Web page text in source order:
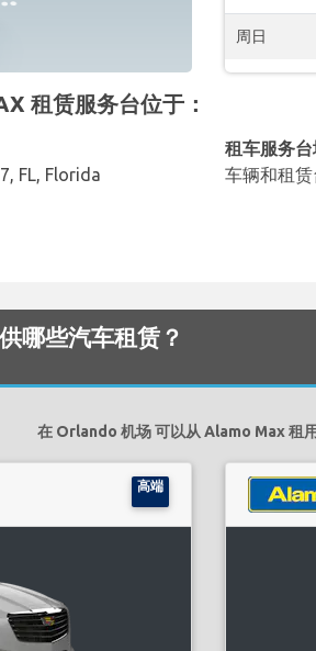
周日
租赁服务台位于：
FL, Florida
租车服务
车辆和租赁
哪些汽车租赁？
在 Orlando 机场 可以从 Alamo Max 租
高端